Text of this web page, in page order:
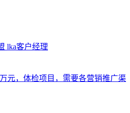
lka客户经理
元，体检项目，需要各营销推广渠